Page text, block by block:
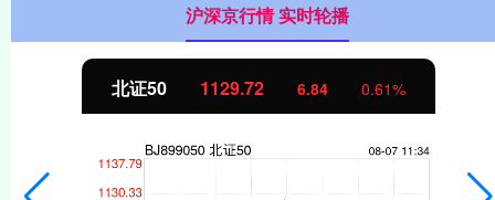
沪深京行情 实时轮播
北证50 1129.72 6.84 0.61%